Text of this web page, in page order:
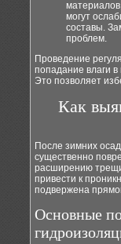
могут
составы.
проблем.
Проведение
попадание влаги
Это позволяет
Как
После зимних
существенно
расширению
привести к
подвержена
Основные